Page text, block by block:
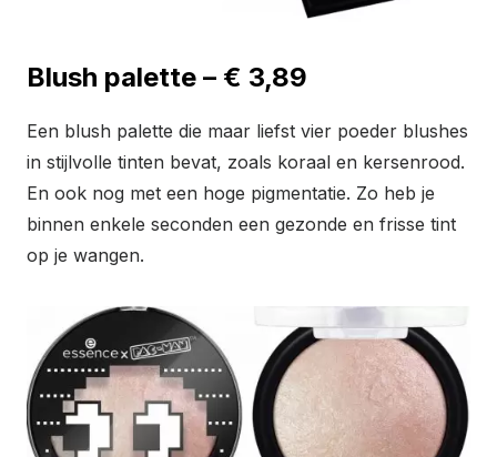
Blush palette – € 3,89
Een blush palette die maar liefst vier poeder blushes
in stijlvolle tinten bevat, zoals koraal en kersenrood.
En ook nog met een hoge pigmentatie. Zo heb je
binnen enkele seconden een gezonde en frisse tint
op je wangen.